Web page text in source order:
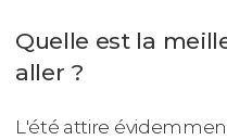
Quelle est la
aller ?
L'été attire